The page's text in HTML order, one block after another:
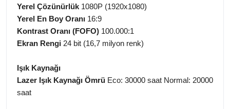
Yerel Çözünürlük 1080P (1920x1080)
Yerel En Boy Oranı 16:9
Kontrast Oranı (FOFO) 100.000:1
Ekran Rengi 24 bit (16,7 milyon renk)
Işık Kaynağı
Lazer Işık Kaynağı Ömrü Eco: 30000 saat Normal: 20000
saat